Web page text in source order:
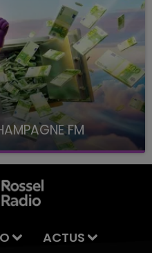
FM
FM, à 8H10
ACTUS